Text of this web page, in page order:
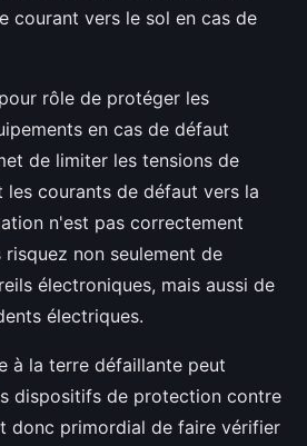
courant vers le sol en cas de
rôle de protéger les
en cas de défaut
de limiter les tensions de
les courants de défaut vers la
n'est pas correctement
non seulement de
électroniques, mais aussi de
électriques.
à la terre défaillante peut
dispositifs de protection contre
donc primordial de faire vérifier